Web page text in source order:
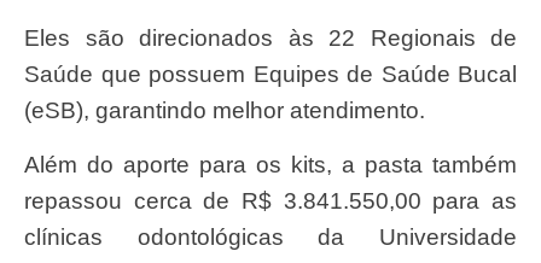
Eles são direcionados às 22 Regionais de
Saúde que possuem Equipes de Saúde Bucal
(eSB), garantindo melhor atendimento.
Além do aporte para os kits, a pasta também
repassou cerca de R$ 3.841.550,00 para as
clínicas odontológicas da Universidade